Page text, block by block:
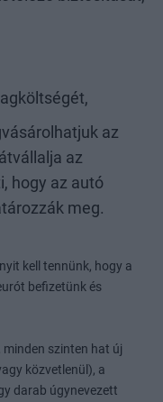
az
az
hogy az autó
meg.
kell tennünk, hogy a
befizetünk és
szinten hat új
közvetlenül), a
darab úgynevezett